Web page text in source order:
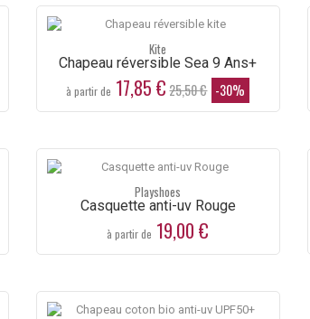
Une
belle
couleur
pour un
body
chaud...
9,60 €
24,00 €
Kite
Chapeau réversible Sea 9 Ans+
à partir de 17,85 € 25,50 € -30%
Playshoes
Casquette anti-uv Rouge
à partir de 19,00 €